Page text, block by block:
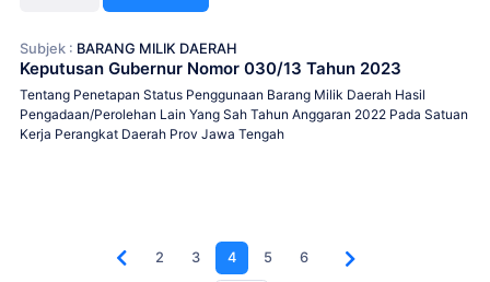
Subjek : BARANG MILIK DAERAH
Keputusan Gubernur Nomor 030/13 Tahun 2023
Tentang Penetapan Status Penggunaan Barang Milik Daerah Hasil
Pengadaan/Perolehan Lain Yang Sah Tahun Anggaran 2022 Pada Satuan
Kerja Perangkat Daerah Prov Jawa Tengah
2 3 4 5 6